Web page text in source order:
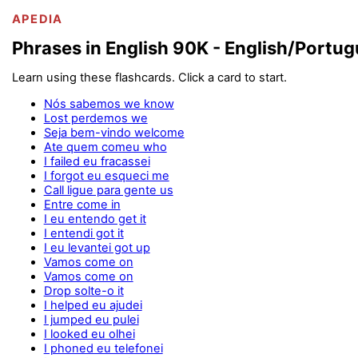
APEDIA
Phrases in English 90K - English/
Learn using these flashcards. Click a card to start.
Nós sabemos we know
Lost perdemos we
Seja bem-vindo welcome
Ate quem comeu who
I failed eu fracassei
I forgot eu esqueci me
Call ligue para gente us
Entre come in
I eu entendo get it
I entendi got it
I eu levantei got up
Vamos come on
Vamos come on
Drop solte-o it
I helped eu ajudei
I jumped eu pulei
I looked eu olhei
I phoned eu telefonei